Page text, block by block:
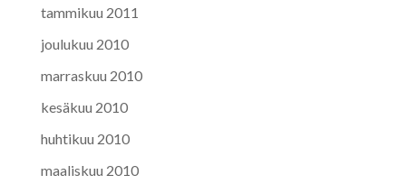
tammikuu 2011
joulukuu 2010
marraskuu 2010
kesäkuu 2010
huhtikuu 2010
maaliskuu 2010